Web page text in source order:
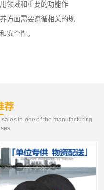
领域和重要的功能作
方面需要遵循相关的规
安全性。
荐
in one of the manufacturing